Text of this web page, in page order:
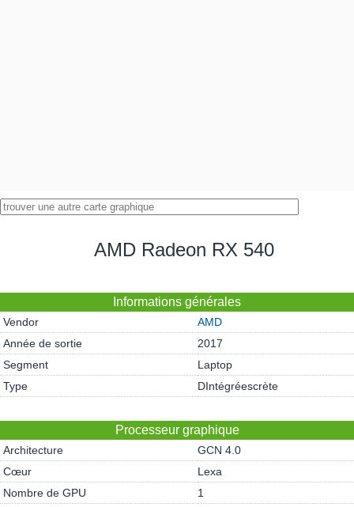
AMD Radeon RX 540
Informations générales
Vendor
AMD
Année de sortie
2017
Segment
Laptop
Type
DIntégréescrète
Processeur graphique
Architecture
GCN 4.0
Cœur
Lexa
Nombre de GPU
1